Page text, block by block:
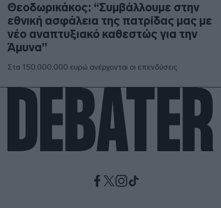
Θεοδωρικάκος: “Συμβάλλουμε στην
εθνική ασφάλεια της πατρίδας μας με
νέο αναπτυξιακό καθεστώς για την
Άμυνα”
Στα 150.000.000 ευρώ ανέρχονται οι επενδύσεις